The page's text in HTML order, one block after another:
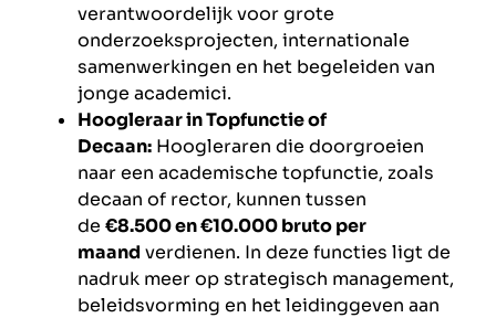
verantwoordelijk voor grote
onderzoeksprojecten, internationale
samenwerkingen en het begeleiden van
jonge academici.
Hoogleraar in Topfunctie of
Decaan: Hoogleraren die doorgroeien
naar een academische topfunctie, zoals
decaan of rector, kunnen tussen
de €8.500 en €10.000 bruto per
maandverdienen. In deze functies ligt de
nadruk meer op strategisch management,
beleidsvorming en het leidinggeven aan